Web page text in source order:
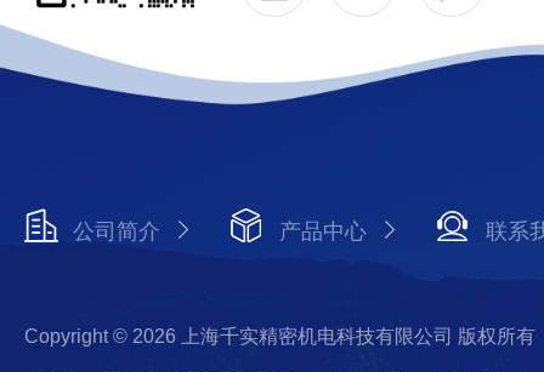
公司简介 产品中心 联系
Copyright © 2026 上海千实精密机电科技有限公司 版权所有